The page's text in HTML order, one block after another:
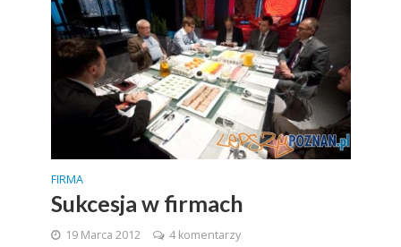
FIRMA
Sukcesja w firmach
19 Marca 2012 4 komentarzy